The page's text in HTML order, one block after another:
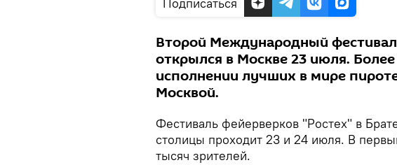
Второй Международный
открылся в Москве 23 июля.
исполнении лучших в мире
Москвой.
Фестиваль фейерверков "Ростех" в
столицы проходит 23 и 24 июля. В
тысяч зрителей.